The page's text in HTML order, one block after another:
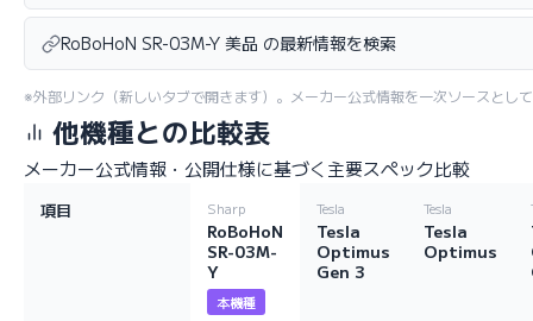
RoBoHoN SR-03M-Y 美品 の最新情報を検索
※外部リンク（新しいタブで開きます）。メーカー公式情報を一次ソースとし
他機種との比較表
メーカー公式情報・公開仕様に基づく主要スペック比較
項目 Sharp
RoBoHoN
SR-03M-
Y
本機種
Tesla
Tesla
Optimus
Gen 3
Tesla
Tesla
Optimus